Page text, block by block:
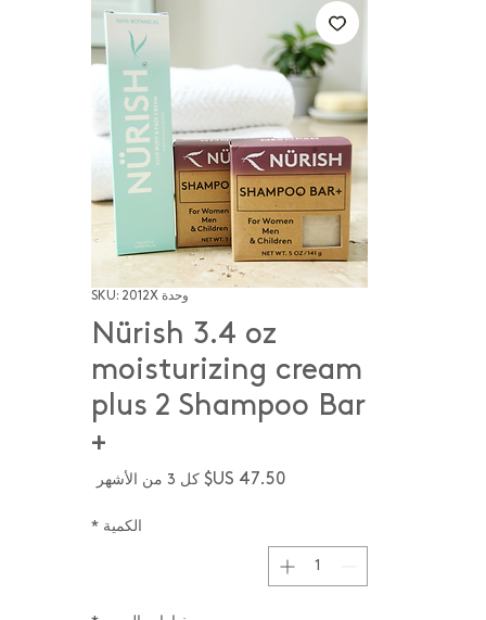
وحدة SKU: 2012X
Nürish 3.4 oz
moisturizing cream
plus 2 Shampoo Bar
+
السعر
كل 3 من الأشهر
الكمية *